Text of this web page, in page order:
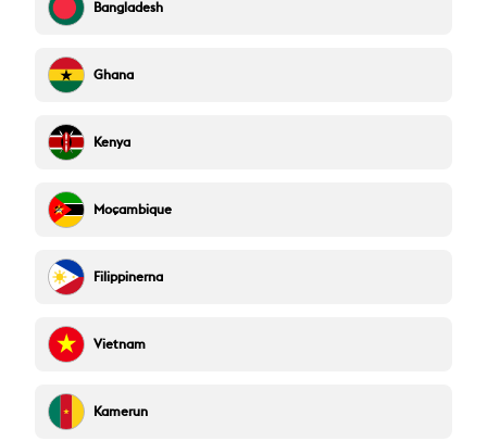
Bangladesh
Ghana
Kenya
Moçambique
Filippinerna
Vietnam
Kamerun